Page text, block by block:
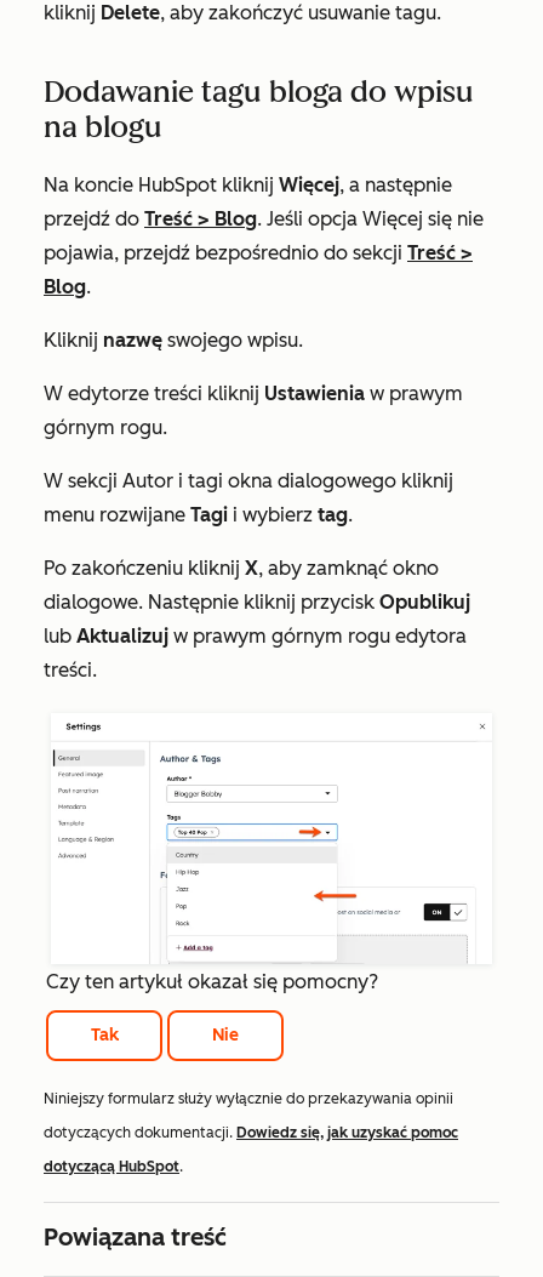
kliknij Delete, aby zakończyć usuwanie tagu.
Dodawanie tagu bloga do wpisu
na blogu
Na koncie HubSpot kliknij Więcej, a następnie
przejdź do Treść > Blog. Jeśli opcja Więcej się nie
pojawia, przejdź bezpośrednio do sekcji Treść >
Blog.
Kliknij nazwę swojego wpisu.
W edytorze treści kliknij Ustawienia w prawym
górnym rogu.
W sekcji Autor i tagi okna dialogowego kliknij
menu rozwijane Tagi i wybierz tag.
Po zakończeniu kliknij X, aby zamknąć okno
dialogowe. Następnie kliknij przycisk Opublikuj
lub Aktualizuj w prawym górnym rogu edytora
treści.
Czy ten artykuł okazał się pomocny?
Tak Nie
Niniejszy formularz służy wyłącznie do przekazywania opinii
dotyczących dokumentacji. Dowiedz się, jak uzyskać pomoc
dotyczącą HubSpot.
Powiązana treść